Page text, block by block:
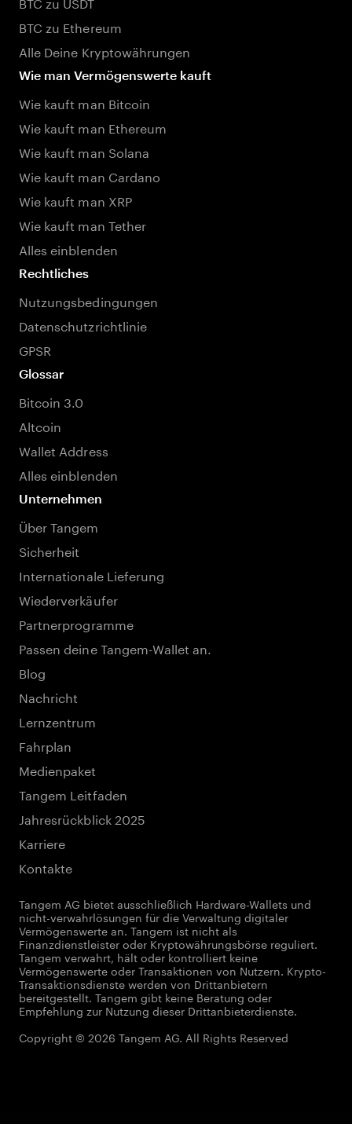
BTC zu Ethereum
Alle Deine Kryptowährungen
Wie man Vermögenswerte kauft
Wie kauft man Bitcoin
Wie kauft man Ethereum
Wie kauft man Solana
Wie kauft man Cardano
Wie kauft man XRP
Wie kauft man Tether
Alles einblenden
Rechtliches
Nutzungsbedingungen
Datenschutzrichtlinie
GPSR
Glossar
Bitcoin 3.0
Altcoin
Wallet Address
Alles einblenden
Unternehmen
Über Tangem
Sicherheit
Internationale Lieferung
Wiederverkäufer
Partnerprogramme
Passen deine Tangem-Wallet an.
Blog
Nachricht
Lernzentrum
Fahrplan
Medienpaket
Tangem Leitfaden
Jahresrückblick 2025
Karriere
Kontakte
Tangem AG bietet ausschließlich Hardware-Wallets und
nicht-verwahrlösungen für die Verwaltung digitaler
Vermögenswerte an. Tangem ist nicht als
Finanzdienstleister oder Kryptowährungsbörse reguliert.
Tangem verwahrt, hält oder kontrolliert keine
Vermögenswerte oder Transaktionen von Nutzern. Krypto-
Transaktionsdienste werden von Drittanbietern
bereitgestellt. Tangem gibt keine Beratung oder
Empfehlung zur Nutzung dieser Drittanbieterdienste.